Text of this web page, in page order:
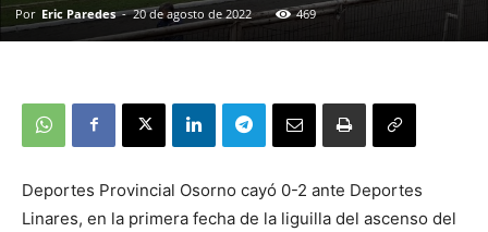
Por Eric Paredes - 20 de agosto de 2022 469
Deportes Provincial Osorno cayó 0-2 ante Deportes
Linares, en la primera fecha de la liguilla del ascenso del